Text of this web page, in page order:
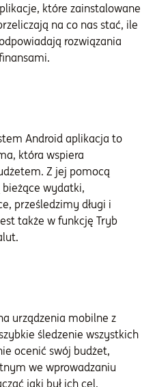
które zainstalowane
na co nas stać, ile
rozwiązania
Android aplikacja to
która wspiera
Z jej pomocą
wydatki,
prześledzimy długi i
także w funkcję Tryb
urządzenia mobilne z
śledzenie wszystkich
ocenić swój budżet,
we wprowadzaniu
jaki był ich cel.